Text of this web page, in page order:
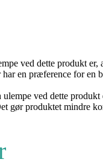
ved dette produkt
en præference for en
ulempe ved dette
gør produktet mindre